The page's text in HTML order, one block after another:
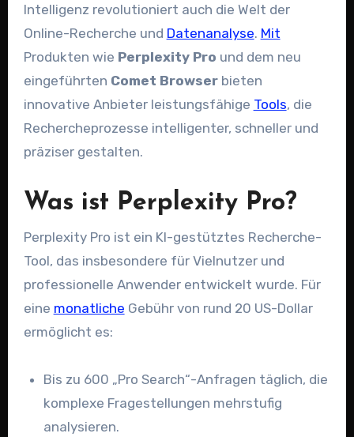
Intelligenz revolutioniert auch die Welt der
Online-Recherche und Datenanalyse. Mit
Produkten wie Perplexity Pro und dem neu
eingeführten Comet Browserbieten
innovative Anbieter leistungsfähige Tools, die
Rechercheprozesse intelligenter, schneller und
präziser gestalten.
Was ist Perplexity Pro?
Perplexity Pro ist ein KI-gestütztes Recherche-
Tool, das insbesondere für Vielnutzer und
professionelle Anwender entwickelt wurde. Für
eine monatliche Gebühr von rund 20 US-Dollar
ermöglicht es:
Bis zu 600 „Pro Search“-Anfragen täglich, die
komplexe Fragestellungen mehrstufig
analysieren.